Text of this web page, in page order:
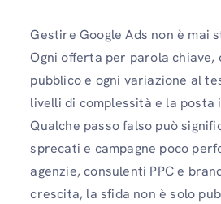
Gestire Google Ads non è mai
Ogni offerta per parola chiave,
pubblico e ogni variazione al
livelli di complessità e la posta
Qualche passo falso può
sprecati e campagne poco
agenzie, consulenti PPC e
crescita, la sfida non è solo